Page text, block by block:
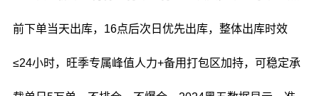
前下单当天出库，16点后次日优先出库，整体出库时效
≤24小时，旺季专属峰值人力+备用打包区加持，可稳定承